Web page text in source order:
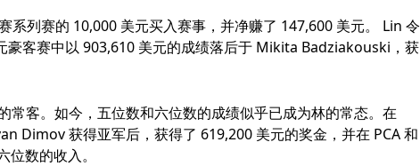
列赛的 10,000 美元买入赛事，并净赚了 147,600 美元。 Lin 令
豪客赛中以 903,610 美元的成绩落后于 Mikita Badziakouski，获
客。如今，五位数和六位数的成绩似乎已成为林的常态。在
Dimov 获得亚军后，获得了 619,200 美元的奖金，并在 PCA 和
数的收入。